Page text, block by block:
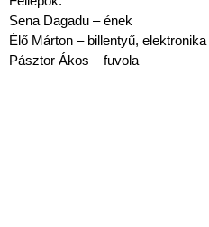
Sena Dagadu – ének
Élő Márton – billentyű, elektronika
Pásztor Ákos – fuvola